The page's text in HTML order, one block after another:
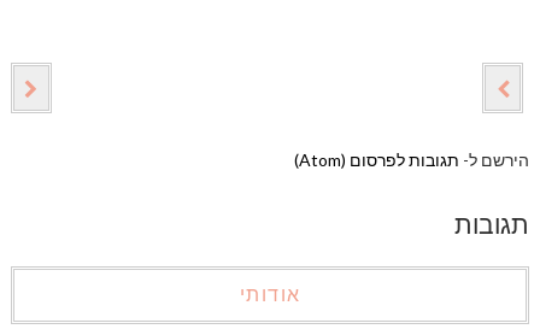
הירשם ל- תגובות לפרסום (Atom)
תגובות
אודותי